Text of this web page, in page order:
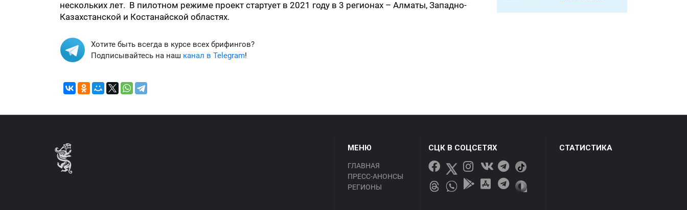
нескольких лет. В пилотном режиме проект стартует в 2021 году в 3 регионах – Алматы, Западно-
Казахстанской и Костанайской областях.
Хотите быть всегда в курсе всех брифингов?
Подписывайтесь на наш канал в Telegram!
МЕНЮ
ГЛАВНАЯ
ПРЕСС-АНОНСЫ
РЕГИОНЫ
СЦК В СОЦСЕТЯХ СТАТИСТИКА